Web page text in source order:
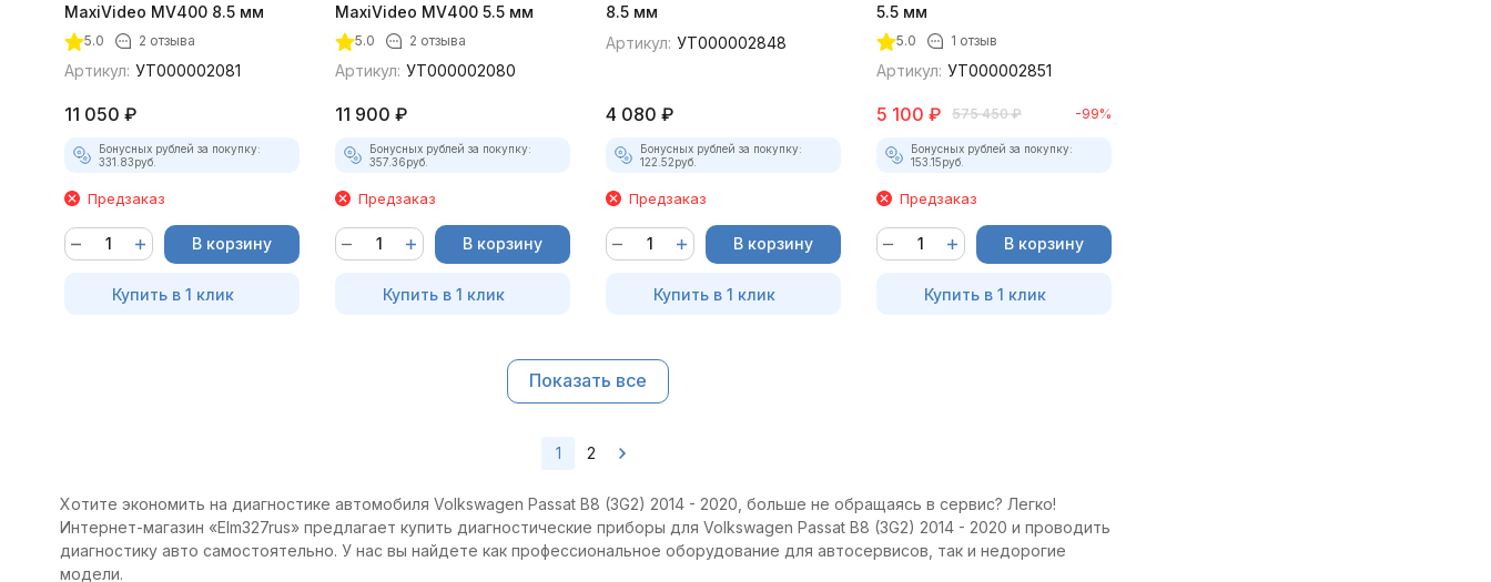
MaxiVideo MV400 8.5 мм
5.0 2 отзыва
Артикул: УТ000002081
11 050 ₽
Бонусных рублей за покупку:
331.83руб.
Предзаказ
В корзину
Купить в 1 клик
MaxiVideo MV400 5.5 мм
5.0 2 отзыва
Артикул: УТ000002080
11 900 ₽
Бонусных рублей за покупку:
357.36руб.
Предзаказ
В корзину
Купить в 1 клик
8.5 мм
Артикул: УТ000002848
4 080 ₽
Бонусных рублей за покупку:
122.52руб.
Предзаказ
В корзину
Купить в 1 клик
5.5 мм
5.0 1 отзыв
Артикул: УТ000002851
5 100 ₽ 575 450 ₽ -99%
Бонусных рублей за покупку:
153.15руб.
Предзаказ
В корзину
Купить в 1 клик
Показать все
1 2
Хотите экономить на диагностике автомобиля Volkswagen Passat B8 (3G2) 2014 - 2020, больше не обращаясь в сервис? Легко!
Интернет-магазин «Elm327rus» предлагает купить диагностические приборы для Volkswagen Passat B8 (3G2) 2014 - 2020 и проводить
диагностику авто самостоятельно. У нас вы найдете как профессиональное оборудование для автосервисов, так и недорогие
модели.